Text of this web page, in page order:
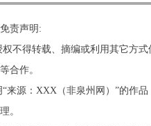
责声明:
不得转载、摘编或利用其它方式
合作。
来源：XXX（非泉州网）”的作
。